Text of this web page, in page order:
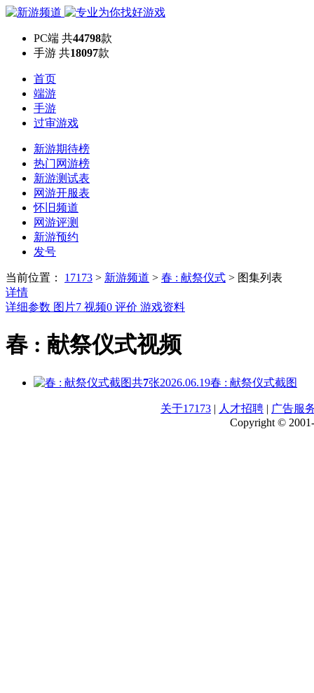
PC端 共44798款
手游 共18097款
首页
端游
手游
过审游戏
新游期待榜
热门网游榜
新游测试表
网游开服表
怀旧频道
网游评测
新游预约
发号
当前位置： 17173 > 新游频道 > 春 : 献祭仪式 > 图集列表
详情
详细参数 图片7 视频0 评价 游戏资料
春 : 献祭仪式视频
共7张2026.06.19春 : 献祭仪式截图
关于17173 | 人才招聘 | 广告服
Copyright ©